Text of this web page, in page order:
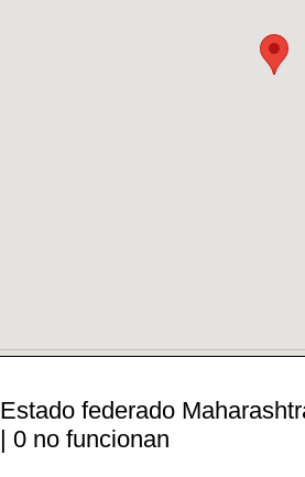
Estado federado
| 0 no funcionan